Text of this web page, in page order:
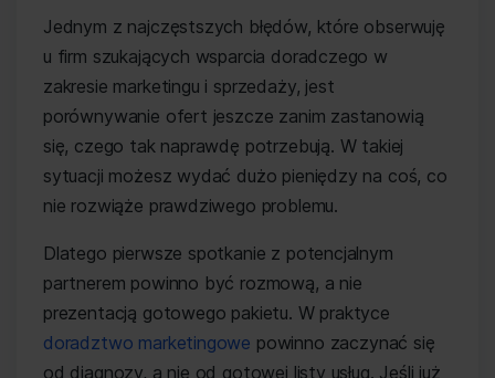
Jednym z najczęstszych błędów, które obserwuję
u firm szukających wsparcia doradczego w
zakresie marketingu i sprzedaży, jest
porównywanie ofert jeszcze zanim zastanowią
się, czego tak naprawdę potrzebują. W takiej
sytuacji możesz wydać dużo pieniędzy na coś, co
nie rozwiąże prawdziwego problemu.
Dlatego pierwsze spotkanie z potencjalnym
partnerem powinno być rozmową, a nie
prezentacją gotowego pakietu. W praktyce
doradztwo marketingowe powinno zaczynać się
od diagnozy, a nie od gotowej listy usług. Jeśli już